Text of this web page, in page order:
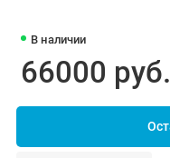
В наличии
66000